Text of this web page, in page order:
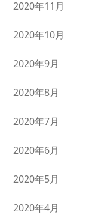
2020年11月
2020年10月
2020年9月
2020年8月
2020年7月
2020年6月
2020年5月
2020年4月